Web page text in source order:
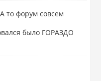
то форум совсем
было ГОРАЗДО